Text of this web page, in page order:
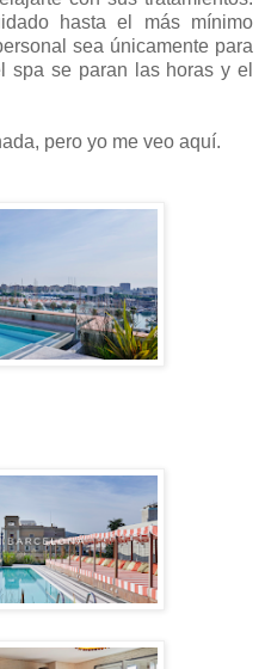
hasta el más mínimo
sea únicamente para
spa se paran las horas y el
pero yo me veo aquí.